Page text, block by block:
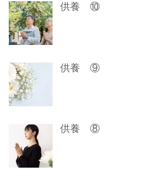
ー
シ
ョ
ン
供養 ⑩
供養 ⑨
供養 ⑧